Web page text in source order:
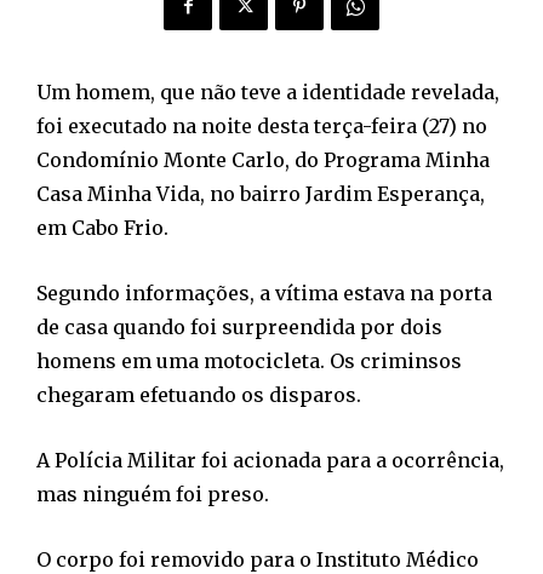
Um homem, que não teve a identidade revelada,
foi executado na noite desta terça-feira (27) no
Condomínio Monte Carlo, do Programa Minha
Casa Minha Vida, no bairro Jardim Esperança,
em Cabo Frio.
Segundo informações, a vítima estava na porta
de casa quando foi surpreendida por dois
homens em uma motocicleta. Os criminsos
chegaram efetuando os disparos.
A Polícia Militar foi acionada para a ocorrência,
mas ninguém foi preso.
O corpo foi removido para o Instituto Médico